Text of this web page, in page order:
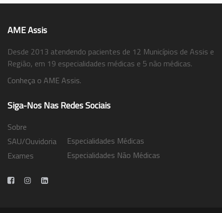
AME Assis
Desde 2013 atendendo pacientes de 12 Municípios de Assis e
Região, em 19 especialidades médicas e 5 não médicas.
Conheça o AME Assis.
Siga-Nos Nas Redes Sociais
Sobre
SAU/Ouvidoria
Exames
Especialidades Médicas
Especialidades Não Médicas